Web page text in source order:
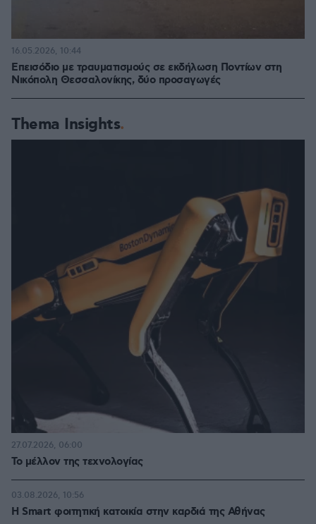
Επεισόδιο με τραυματισμούς σε εκδήλωση Ποντίων στη
Νικόπολη Θεσσαλονίκης, δύο προσαγωγές
16.05.2026, 10:44
Thema Insights
Το μέλλον της τεχνολογίας
27.07.2026, 06:00
Η Smart φοιτητική κατοικία στην καρδιά της Αθήνας
03.08.2026, 10:56